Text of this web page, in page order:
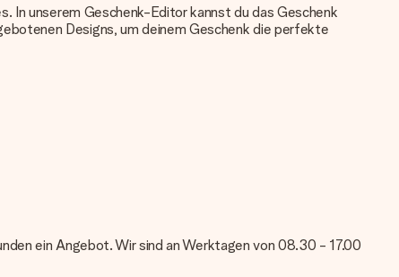
In unserem Geschenk-Editor kannst du das Geschenk
Designs, um deinem Geschenk die perfekte
verwenden. Wenn du dir nicht sicher bist, ob dein Bild die
ein Angebot. Wir sind an Werktagen von 08.30 - 17.00